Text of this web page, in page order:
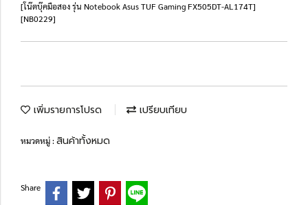
[โน๊ตบุ๊คมือสอง รุ่น Notebook Asus TUF Gaming FX505DT-AL174T]
[NB0229]
เพิ่มรายการโปรด เปรียบเทียบ
หมวดหมู่ :สินค้าทั้งหมด
Share